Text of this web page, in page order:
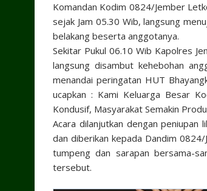
Komandan Kodim 0824/Jember
sejak Jam 05.30 Wib, langsung
belakang beserta anggotanya.
Sekitar Pukul 06.10 Wib Kapolres
langsung disambut kehebohan
menandai peringatan HUT
ucapkan : Kami Keluarga Besar
Kondusif, Masyarakat Semakin
Acara dilanjutkan dengan
dan diberikan kepada Dandim
tumpeng dan sarapan bersama-
tersebut.